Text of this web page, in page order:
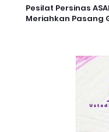
795 Pesilat Persinas
Meriahkan Pasang